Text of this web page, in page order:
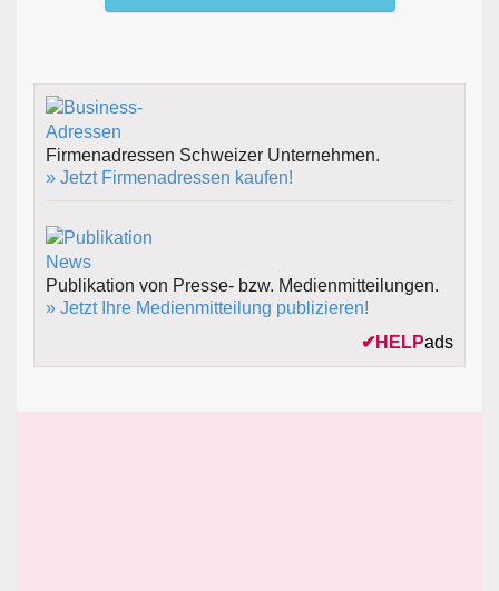
Firmenadressen Schweizer Unternehmen.
» Jetzt Firmenadressen kaufen!
Publikation von Presse- bzw. Medienmitteilungen.
» Jetzt Ihre Medienmitteilung publizieren!
✔ HELPads